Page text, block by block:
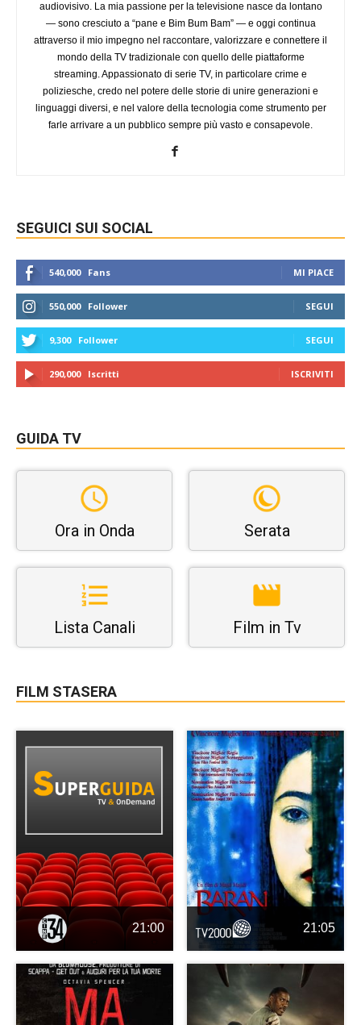
audiovisivo. La mia passione per la televisione nasce da lontano
— sono cresciuto a “pane e Bim Bum Bam” — e oggi continua
attraverso il mio impegno nel raccontare, valorizzare e connettere il
mondo della TV tradizionale con quello delle piattaforme
streaming. Appassionato di serie TV, in particolare crime e
poliziesche, credo nel potere delle storie di unire generazioni e
linguaggi diversi, e nel valore della tecnologia come strumento per
farle arrivare a un pubblico sempre più vasto e consapevole.
SEGUICI SUI SOCIAL
540,000 Fans MI PIACE
550,000 Follower SEGUI
9,300 Follower SEGUI
290,000 Iscritti ISCRIVITI
GUIDA TV
Ora in Onda Serata
Lista Canali Film in Tv
FILM STASERA
21:00 21:05